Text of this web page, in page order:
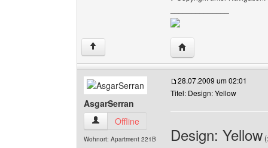
↑ Website dieses
AsgarSerran
AsgarSerran Benutzer-Profile anzeigen
Offline
Wohnort: Apartment 221B
28.07.2009 um 02:01
Titel: Design: Yellow
Design: Yellow (